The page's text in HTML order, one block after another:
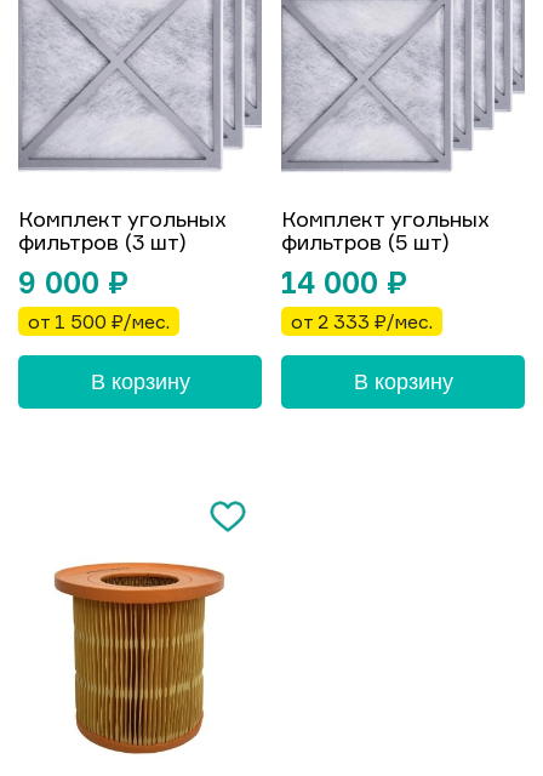
Комплект угольных
фильтров (3 шт)
9 000 ₽
от 1 500 ₽/мес.
В корзину
Комплект угольных
фильтров (5 шт)
14 000 ₽
от 2 333 ₽/мес.
В корзину